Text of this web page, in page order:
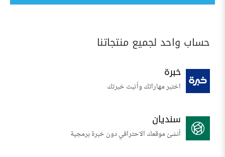
حساب واحد لجميع منتجاتنا
خبرة
اختبر مهاراتك وأثبت خبرتك
سنديان
أنشئ موقعك الاحترافي دون خبرة برمجية